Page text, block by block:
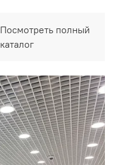
Посмотреть полный
каталог